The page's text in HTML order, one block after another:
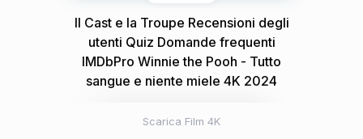
Il Cast e la Troupe Recensioni degli
utenti Quiz Domande frequenti
IMDbPro Winnie the Pooh - Tutto
sangue e niente miele 4K 2024
Scarica Film 4K